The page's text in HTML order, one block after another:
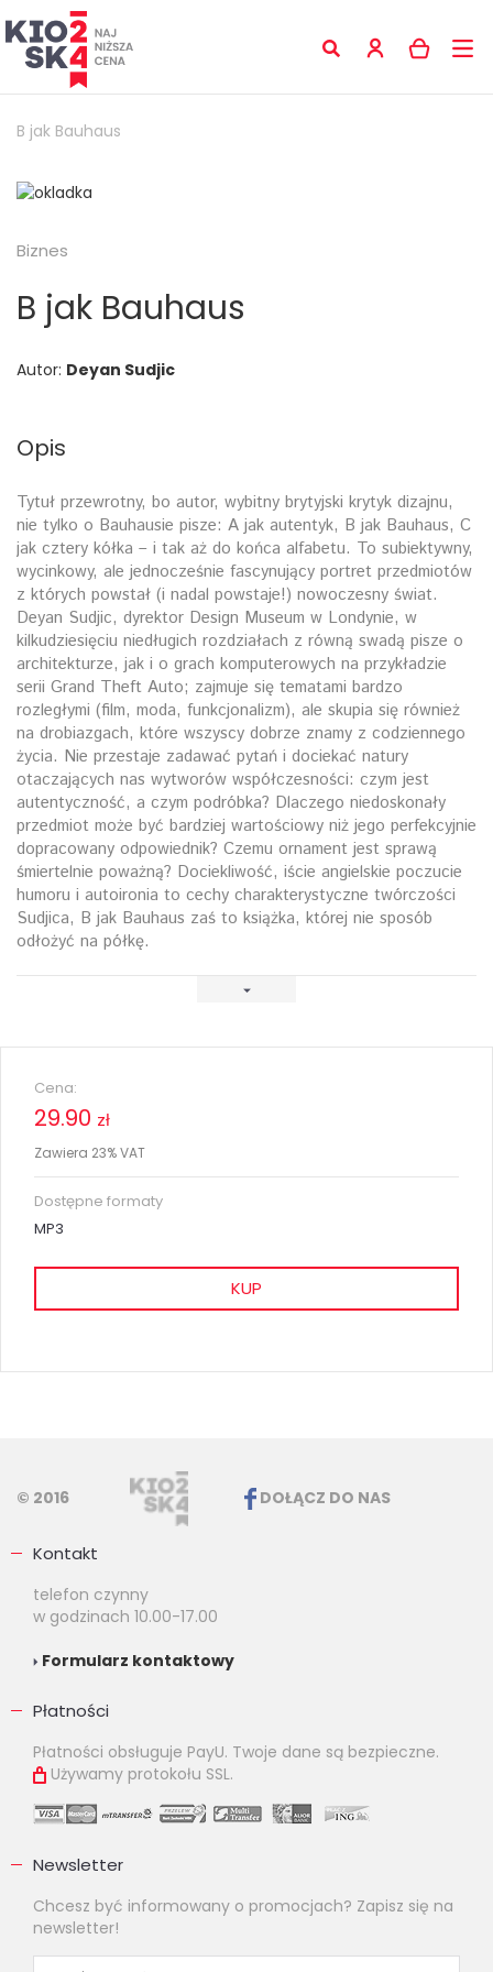
B jak Bauhaus
Biznes
B jak Bauhaus
Autor: Deyan Sudjic
Opis
Tytuł przewrotny, bo autor, wybitny brytyjski krytyk dizajnu,
nie tylko o Bauhausie pisze: A jak autentyk, B jak Bauhaus, C
jak cztery kółka – i tak aż do końca alfabetu. To subiektywny,
wycinkowy, ale jednocześnie fascynujący portret przedmiotów
z których powstał (i nadal powstaje!) nowoczesny świat.
Deyan Sudjic, dyrektor Design Museum w Londynie, w
kilkudziesięciu niedługich rozdziałach z równą swadą pisze o
architekturze, jak i o grach komputerowych na przykładzie
serii Grand Theft Auto; zajmuje się tematami bardzo
rozległymi (film, moda, funkcjonalizm), ale skupia się również
na drobiazgach, które wszyscy dobrze znamy z codziennego
życia. Nie przestaje zadawać pytań i dociekać natury
otaczających nas wytworów współczesności: czym jest
autentyczność, a czym podróbka? Dlaczego niedoskonały
przedmiot może być bardziej wartościowy niż jego perfekcyjnie
dopracowany odpowiednik? Czemu ornament jest sprawą
śmiertelnie poważną? Dociekliwość, iście angielskie poczucie
humoru i autoironia to cechy charakterystyczne twórczości
Sudjica, B jak Bauhaus zaś to książka, której nie sposób
odłożyć na półkę.
Cena:
29.90 zł
Zawiera 23% VAT
Dostępne formaty
MP3
KUP
© 2016 DOŁĄCZ DO NAS
Kontakt
telefon czynny
w godzinach 10.00-17.00
Formularz kontaktowy
Płatności
Płatności obsługuje PayU. Twoje dane są bezpieczne.
Używamy protokołu SSL.
Newsletter
Chcesz być informowany o promocjach? Zapisz się na
newsletter!